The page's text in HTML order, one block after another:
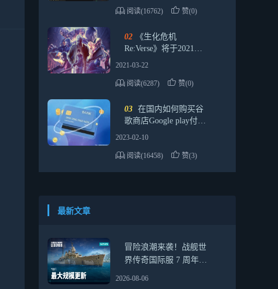
阅读(16762) 赞(0)
02
《生化危机
Re:Verse》将于2021年4
月8日开启测试
2021-03-22
阅读(6287) 赞(0)
03
在国内如何购买谷
歌商店Google play付费
游戏或应用，用一张虚
2023-02-10
阅读(16458) 赞(3)
最新文章
冒险浪潮来袭！战舰世
界传奇国际服 7 周年最
2026-08-06